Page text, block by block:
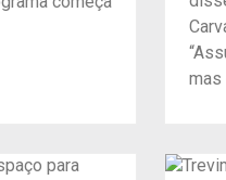
mas